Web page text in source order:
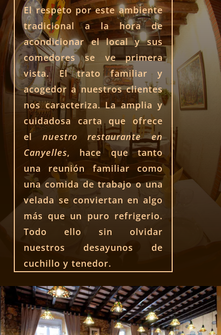
El respeto por este ambiente
tradicional a la hora de
acondicionar el local y sus
comedores se ve primera
vista. El trato familiar y
acogedor a nuestros clientes
nos caracteriza. La amplia y
cuidadosa carta que ofrece
el nuestro restaurante en
Canyelles, hace que tanto
una reunión familiar como
una comida de trabajo o una
velada se conviertan en algo
más que un puro refrigerio.
Todo ello sin olvidar
nuestros desayunos de
cuchillo y tenedor.